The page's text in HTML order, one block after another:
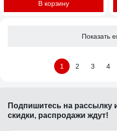
В корзину
Показать
1 2 3 4
Подпишитесь на рассылку
скидки, распродажи ждут!